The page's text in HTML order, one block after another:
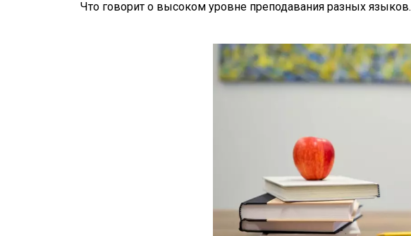
Что говорит о высоком уровне преподавания разных языков.